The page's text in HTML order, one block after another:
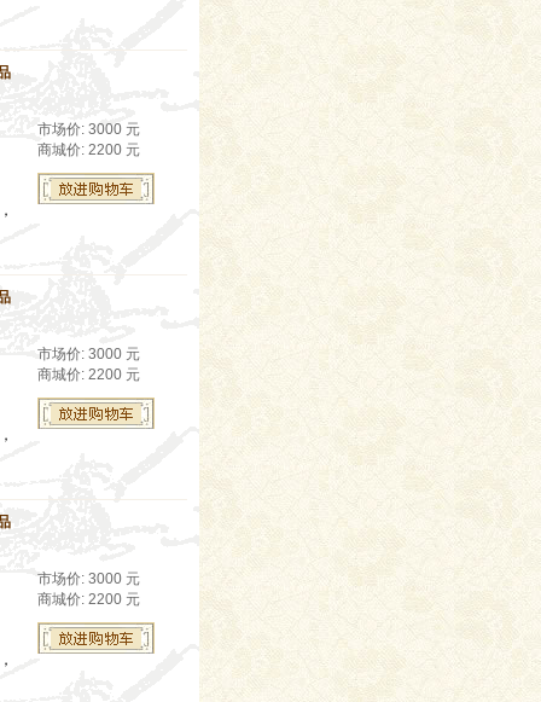
市场价: 3000 元
商城价: 2200 元
市场价: 3000 元
商城价: 2200 元
市场价: 3000 元
商城价: 2200 元